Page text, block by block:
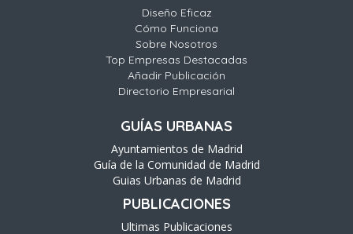
Diseño Eficaz
Cómo Funciona
Sobre Nosotros
Top Empresas Destacadas
Añadir Publicación
Directorio Empresarial
GUÍAS URBANAS
Ayuntamientos de Madrid
Guía de la Comunidad de Madrid
Guias Urbanas de Madrid
PUBLICACIONES
Ultimas Publicaciones